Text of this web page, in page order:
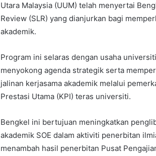
Utara Malaysia (UUM) telah menyertai
Review (SLR) yang dianjurkan bagi
akademik.
Program ini selaras dengan usaha
menyokong agenda strategik serta
jalinan kerjasama akademik melalui
Prestasi Utama (KPI) teras universiti.
Bengkel ini bertujuan meningkatkan
akademik SOE dalam aktiviti penerbitan
menambah hasil penerbitan Pusat